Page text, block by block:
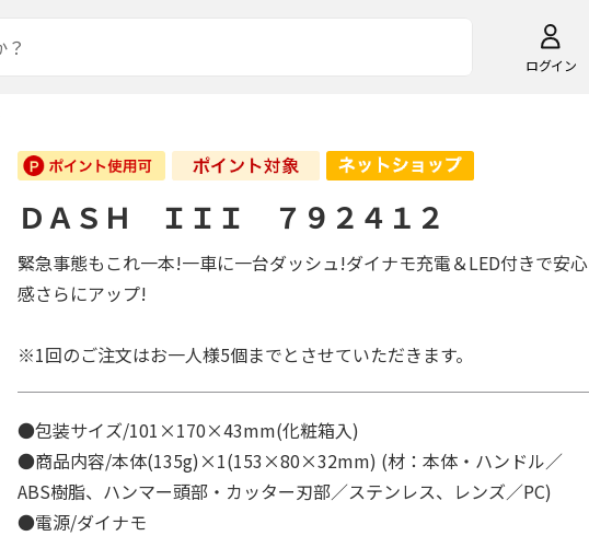
ログイン
ＤＡＳＨ ＩＩＩ ７９２４１２
緊急事態もこれ一本!一車に一台ダッシュ!ダイナモ充電＆LED付きで安心
感さらにアップ!
※1回のご注文はお一人様5個までとさせていただきます。
●包装サイズ/101×170×43mm(化粧箱入)
●商品内容/本体(135g)×1(153×80×32mm) (材：本体・ハンドル／
ABS樹脂、ハンマー頭部・カッター刃部／ステンレス、レンズ／PC)
●電源/ダイナモ